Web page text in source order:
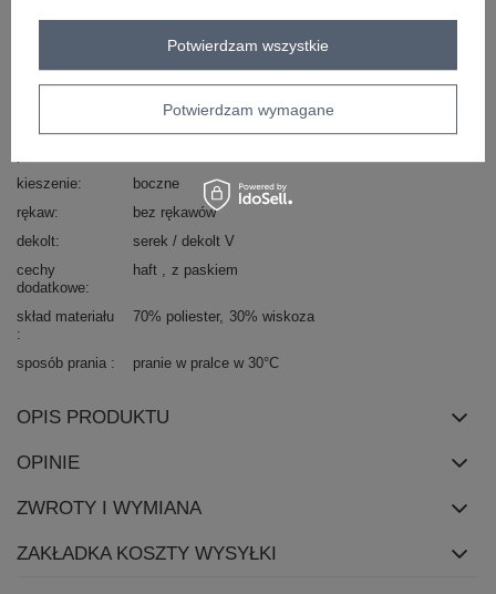
szerokie
wysokość w
wysoki
kieszenie
boczne
rękaw
bez rękawów
dekolt
serek / dekolt V
cechy
dodatkowe
haft z paskiem
skład materiału 70% poliester 30% wiskoza
sposób prania pranie w pralce w 30°C
OPIS PRODUKTU
OPINIE
ZWROTY I WYMIANA
ZAKŁADKA KOSZTY WYSYŁKI
Potwierdzam wymagane
Potwierdzam wszystkie